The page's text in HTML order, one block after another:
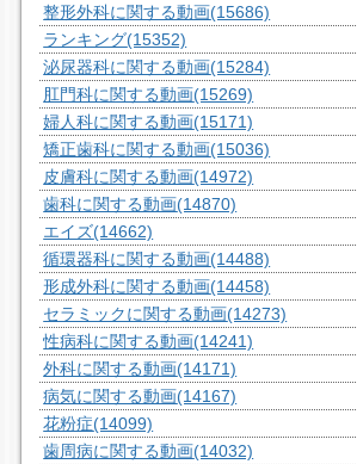
整形外科に関する動画(15686)
ランキング(15352)
泌尿器科に関する動画(15284)
肛門科に関する動画(15269)
婦人科に関する動画(15171)
矯正歯科に関する動画(15036)
皮膚科に関する動画(14972)
歯科に関する動画(14870)
エイズ(14662)
循環器科に関する動画(14488)
形成外科に関する動画(14458)
セラミックに関する動画(14273)
性病科に関する動画(14241)
外科に関する動画(14171)
病気に関する動画(14167)
花粉症(14099)
歯周病に関する動画(14032)